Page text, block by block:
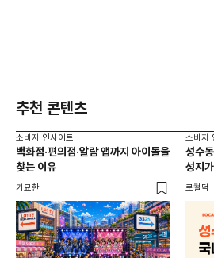
추천 콘텐츠
소비자 인사이트
백화점·편의점·알람 앱까지 아이돌을
찾는 이유
기묘한
소비자
성수
성지
로컬덕